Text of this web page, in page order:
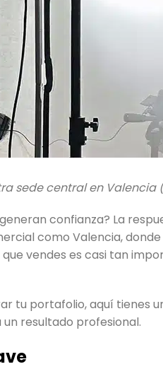
sede central en Valencia
confianza? La
como Valencia, donde
vendes es casi tan
tu portafolio, aquí tienes
resultado profesional.